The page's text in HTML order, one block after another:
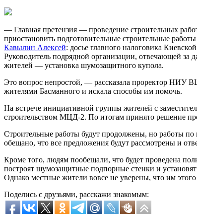
— Главная претензия — проведение строительных
приостановить подготовительные строительные
Кавылин Алексей: досье главного налоговика
Руководитель подрядной организации, отвечающей за
жителей — установка шумозащитного купола.
Это вопрос непростой, — рассказала проректор НИУ
жителями Басманного и искала способы им помочь.
На встрече инициативной группы жителей с
строительством МЦД-2. По итогам принято решение
Строительные работы будут продолжены, но работы
обещано, что все предложения будут рассмотрены и
Кроме того, людям пообещали, что будет проведена
построят шумозащитные подпорные стенки и
Однако местные жители вовсе не уверены, что им
Поделись с друзьями, расскажи знакомым: